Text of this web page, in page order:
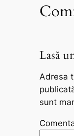
Lasă
Adresa
sunt